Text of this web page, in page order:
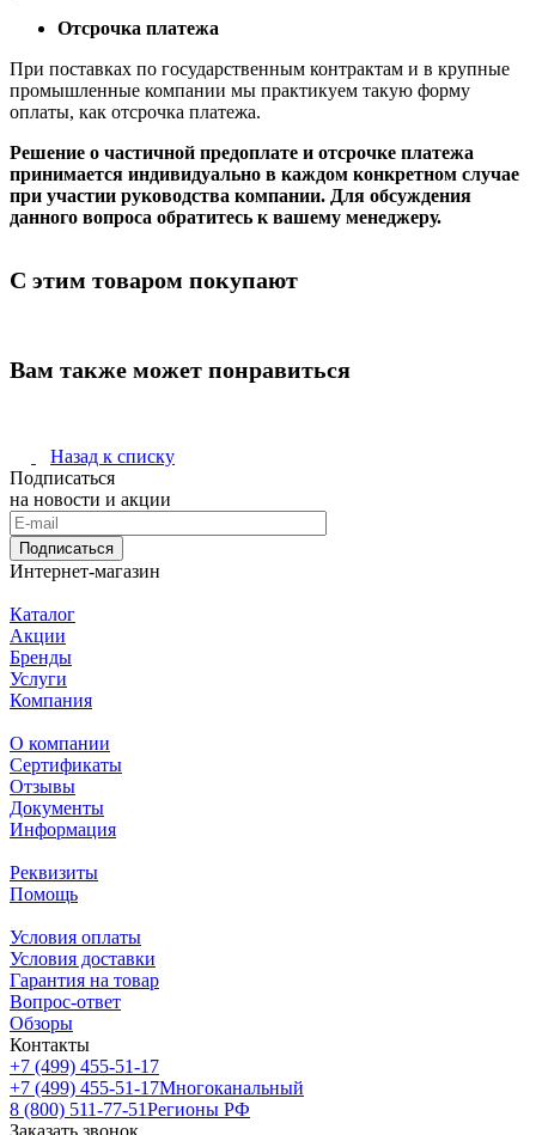
Отсрочка платежа
При поставках по государственным контрактам и в крупные
промышленные компании мы практикуем такую форму
оплаты, как отсрочка платежа.
Решение о частичной предоплате и отсрочке платежа
принимается индивидуально в каждом конкретном случае
при участии руководства компании. Для обсуждения
данного вопроса обратитесь к вашему менеджеру.
С этим товаром покупают
Вам также может понравиться
Назад к списку
Подписаться
на новости и акции
Подписаться
Интернет-магазин
Каталог
Акции
Бренды
Услуги
Компания
О компании
Сертификаты
Отзывы
Документы
Информация
Реквизиты
Помощь
Условия оплаты
Условия доставки
Гарантия на товар
Вопрос-ответ
Обзоры
Контакты
+7 (499) 455-51-17
+7 (499) 455-51-17Многоканальный
8 (800) 511-77-51Регионы РФ
Заказать звонок